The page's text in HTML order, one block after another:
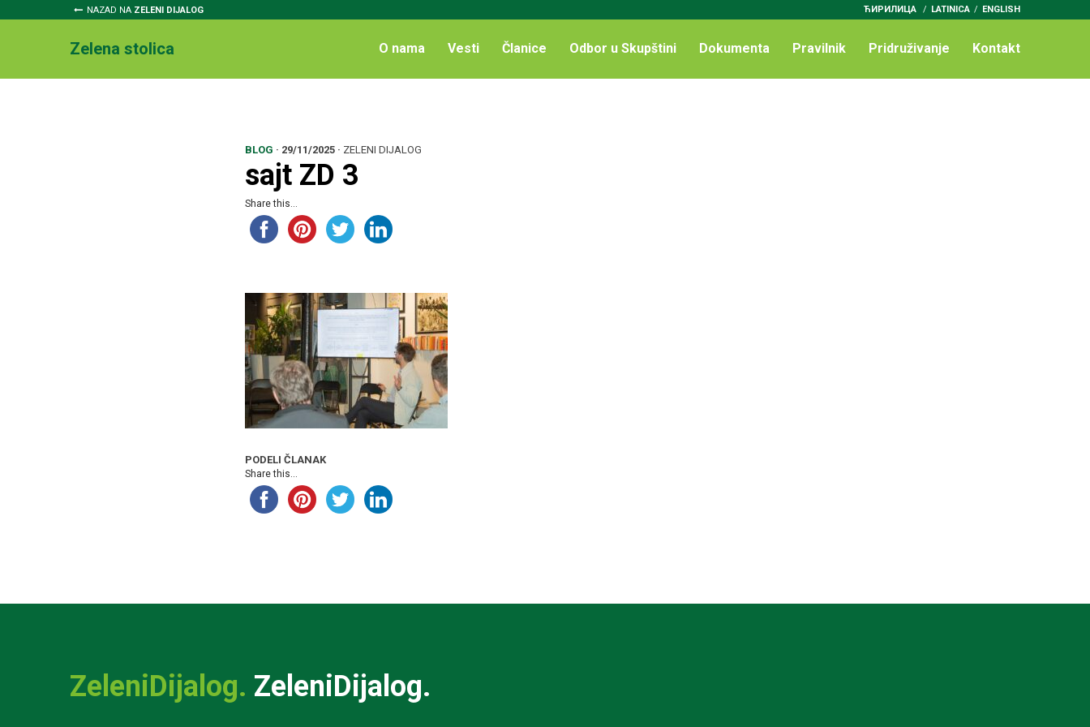
NAZAD NA ZELENI DIJALOG ЋИРИЛИЦА / LATINICA ENGLISH
Zelena stolica O nama Vesti Članice Odbor u Skupštini Dokumenta Pravilnik Pridruživanje Kontakt
BLOG · 29/11/2025 · ZELENI DIJALOG
sajt ZD 3
Share this...
PODELI ČLANAK
Share this...
ZeleniDijalog. ZeleniDijalog.